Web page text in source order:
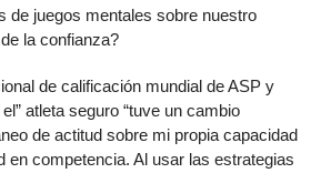
de juegos mentales sobre nuestro
la confianza?
de calificación mundial de ASP y
atleta seguro “tuve un cambio
de actitud sobre mi propia capacidad
en competencia. Al usar las estrategias